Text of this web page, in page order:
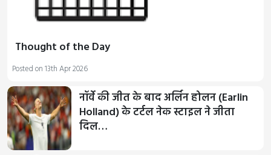
Thought of the Day
Posted on 13th Apr 2026
नॉर्वे की जीत के बाद अर्लिन होलन (Earlin
Holland) के टर्टल नेक स्टाइल ने जीता
दिल…